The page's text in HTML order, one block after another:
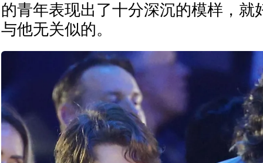
的青年表现出了十分深沉的模样，就
与他无关似的。